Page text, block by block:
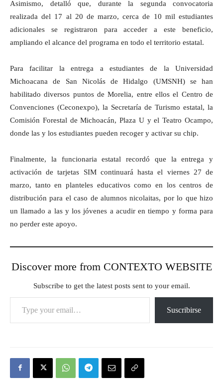
Asimismo, detalló que, durante la segunda convocatoria
realizada del 17 al 20 de marzo, cerca de 10 mil estudiantes
adicionales se registraron para acceder a este beneficio,
ampliando el alcance del programa en todo el territorio estatal.
Para facilitar la entrega a estudiantes de la Universidad
Michoacana de San Nicolás de Hidalgo (UMSNH) se han
habilitado diversos puntos de Morelia, entre ellos el Centro de
Convenciones (Ceconexpo), la Secretaría de Turismo estatal, la
Comisión Forestal de Michoacán, Plaza U y el Teatro Ocampo,
donde las y los estudiantes pueden recoger y activar su chip.
Finalmente, la funcionaria estatal recordó que la entrega y
activación de tarjetas SIM continuará hasta el viernes 27 de
marzo, tanto en planteles educativos como en los centros de
distribución para el caso de alumnos nicolaitas, por lo que hizo
un llamado a las y los jóvenes a acudir en tiempo y forma para
no perder este apoyo.
Discover more from CONTEXTO WEBSITE
Subscribe to get the latest posts sent to your email.
Type your email…
Suscribirse